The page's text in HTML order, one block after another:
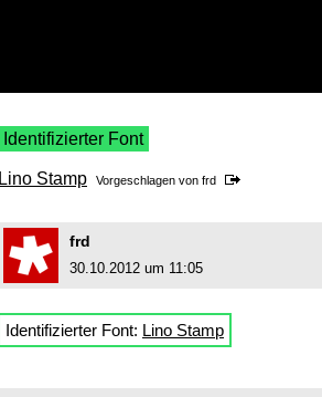
Identifizierter Font
Lino Stamp Vorgeschlagen von frd
frd
30.10.2012 um 11:05
Identifizierter Font: Lino Stamp